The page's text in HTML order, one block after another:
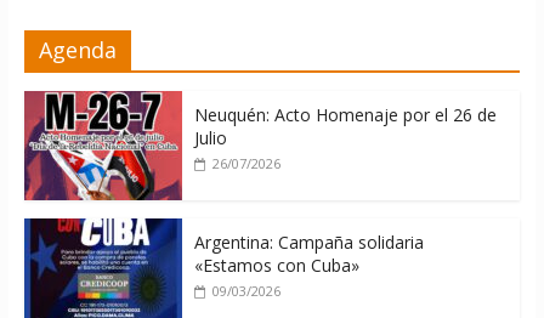
04/08/2026
Agenda
Neuquén: Acto Homenaje por el 26 de
Julio
26/07/2026
Argentina: Campaña solidaria
«Estamos con Cuba»
09/03/2026